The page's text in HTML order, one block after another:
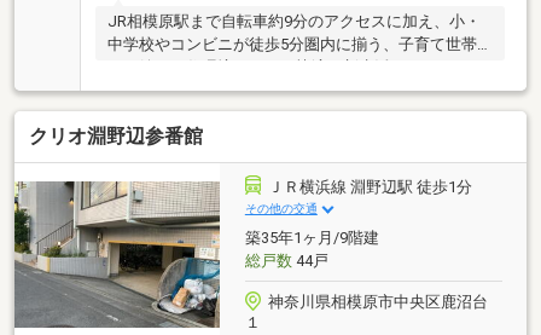
JR相模原駅まで自転車約9分のアクセスに加え、小・
中学校やコンビニが徒歩5分圏内に揃う、子育て世帯
きます。約11帖のリビングを中心に、使いやすい3LDK
の間取りで家族それぞれの時間も大切に。日々の暮ら
しやすさを実感できる一邸です。
クリオ淵野辺参番館
ＪＲ横浜線 淵野辺駅 徒歩1分
その他の交通
築35年1ヶ月/9階建
総戸数44戸
神奈川県相模原市中央区鹿沼台
１